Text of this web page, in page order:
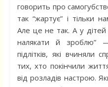
говорить про
так “жартує” і тільки
Але це не так. А у
налякати й зроблю”
підлітків, які вчиняли
тих, хто покінчили
від розладів настрою.